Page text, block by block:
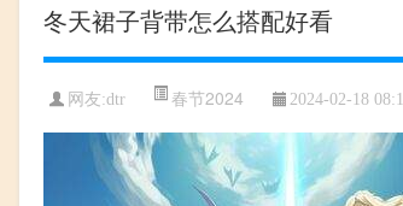
冬天裙子背带怎么搭配好看
网友:dtr 春节2024 2024-02-18